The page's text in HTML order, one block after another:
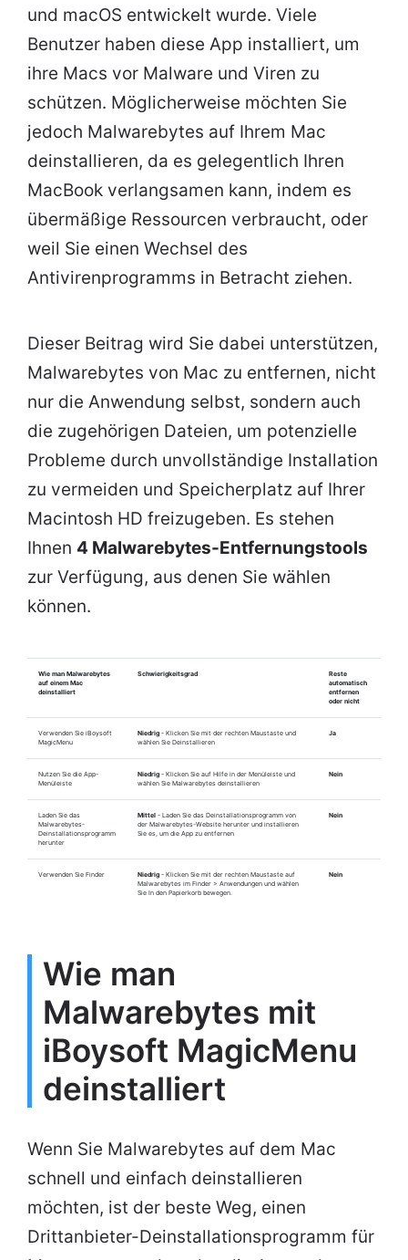
und macOS entwickelt wurde. Viele
Benutzer haben diese App installiert, um
ihre Macs vor Malware und Viren zu
schützen. Möglicherweise möchten Sie
jedoch Malwarebytes auf Ihrem Mac
deinstallieren, da es gelegentlich Ihren
MacBook verlangsamen kann, indem es
übermäßige Ressourcen verbraucht, oder
weil Sie einen Wechsel des
Antivirenprogramms in Betracht ziehen.
Dieser Beitrag wird Sie dabei unterstützen,
Malwarebytes von Mac zu entfernen, nicht
nur die Anwendung selbst, sondern auch
die zugehörigen Dateien, um potenzielle
Probleme durch unvollständige Installation
zu vermeiden und Speicherplatz auf Ihrer
Macintosh HD freizugeben. Es stehen
Ihnen 4 Malwarebytes-Entfernungstools
zur Verfügung, aus denen Sie wählen
können.
Wie man Malwarebytes
auf einem Mac
deinstalliert
Schwierigkeitsgrad
Reste
automatisch
entfernen
oder nicht
Verwenden Sie iBoysoft
MagicMenu
Niedrig - Klicken Sie mit der rechten Maustaste und
wählen Sie Deinstallieren
Ja
Nutzen Sie die App-
Menüleiste
Niedrig - Klicken Sie auf Hilfe in der Menüleiste und
wählen Sie Malwarebytes deinstallieren
Nein
Laden Sie das
Malwarebytes-
Deinstallationsprogramm
herunter
Mittel - Laden Sie das Deinstallationsprogramm von
der Malwarebytes-Website herunter und installieren
Sie es, um die App zu entfernen
Nein
Verwenden Sie Finder Niedrig - Klicken Sie mit der rechten Maustaste auf
Malwarebytes im Finder > Anwendungen und wählen
Sie In den Papierkorb bewegen.
Nein
Wie man
Malwarebytes mit
iBoysoft MagicMenu
deinstalliert
Wenn Sie Malwarebytes auf dem Mac
schnell und einfach deinstallieren
möchten, ist der beste Weg, einen
Drittanbieter-Deinstallationsprogramm für